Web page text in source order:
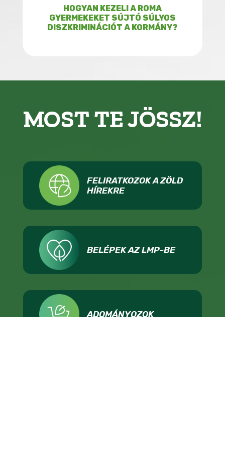
HOGYAN KEZELI A ROMA
GYERMEKEKET SÚJTÓ SÚLYOS
DISZKRIMINÁCIÓT A KORMÁNY?
MOST TE JÖSSZ!
FELIRATKOZOK A ZÖLD
HÍREKRE
BELÉPEK AZ LMP-BE
ADOMÁNYOZOK